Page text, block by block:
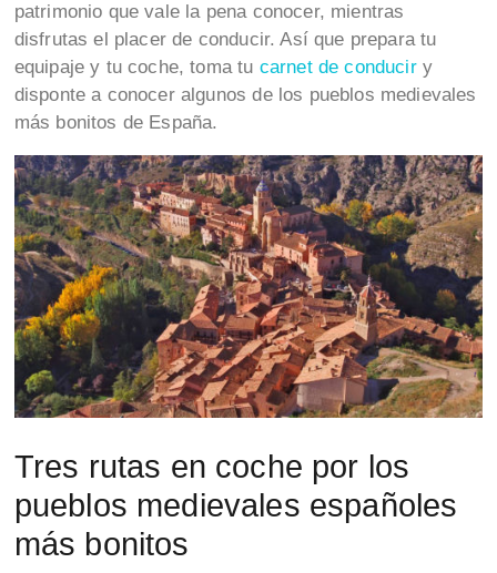
patrimonio que vale la pena conocer, mientras
disfrutas el placer de conducir. Así que prepara tu
equipaje y tu coche, toma tu carnet de conduciry
disponte a conocer algunos de los pueblos medievales
más bonitos de España.
Tres rutas en coche por los
pueblos medievales españoles
más bonitos